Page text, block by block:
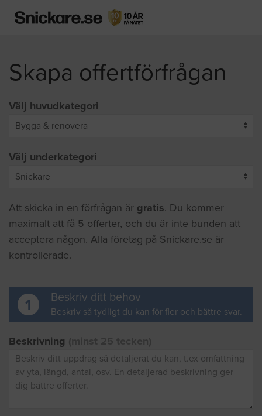
Skapa offertförfrågan
Välj huvudkategori
Välj underkategori
Att skicka in en förfrågan är gratis. Du kommer
maximalt att få 5 offerter, och du är inte bunden att
acceptera någon. Alla företag på Snickare.se är
kontrollerade.
1 Beskriv ditt behov
Beskriv så tydligt du kan för fler och bättre svar.
Beskrivning